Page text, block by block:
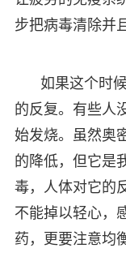
步把病毒清除并
如果这个时
的反复。有些人
始发烧。虽然奥
的降低，但它是
毒，人体对它的
不能掉以轻心，
药，更要注意均